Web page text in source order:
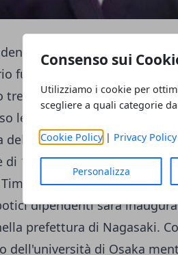
Consenso sui
Utilizziamo i cookie per
scegliere a quali categorie
Cookie Policy| Privacy Policy
Personalizza
di un hotel. Non è un
futuristico ma è la pura
tre giovani umanoidi pronti
le loro stanze. Altri Robot si
delle stanze. Il totale dei
10 unità che dovranno
Times e poi ripresa da molti
dipendenti sarà
prefettura di Nagasaki.
dell'università di Osaka